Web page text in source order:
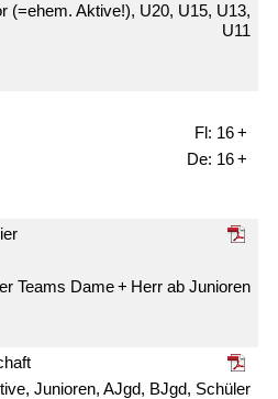
(=ehem. Aktive!), U20, U15, U13,
U11
16 +
16 +
Teams Dame + Herr ab Junioren
Junioren, AJgd, BJgd, Schüler